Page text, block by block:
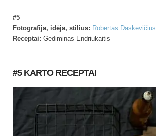
#5
Fotografija, idėja, stilius: Robertas Daskevičius
Receptai: Gediminas Endriukaitis
#5 KARTO RECEPTAI